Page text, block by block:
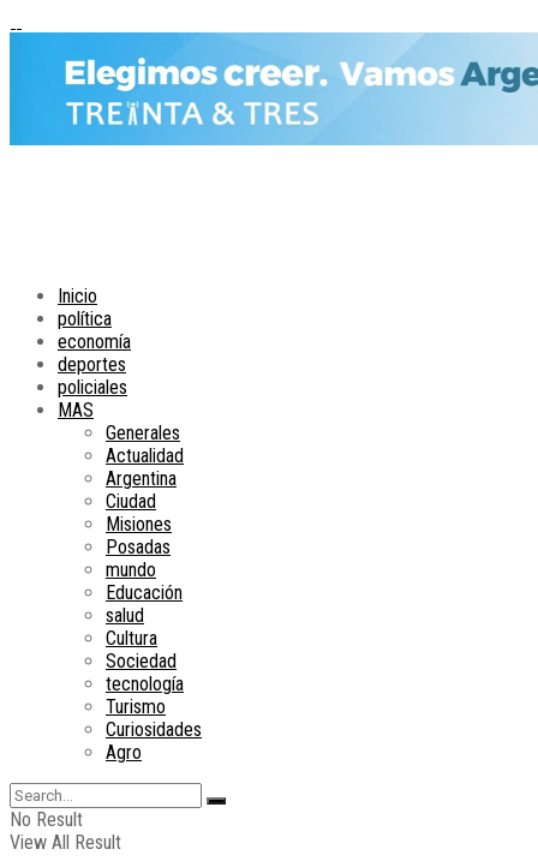
Inicio
política
economía
deportes
policiales
MAS
Generales
Actualidad
Argentina
Ciudad
Misiones
Posadas
mundo
Educación
salud
Cultura
Sociedad
tecnología
Turismo
Curiosidades
Agro
No Result
View All Result